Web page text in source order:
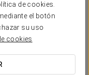
de cookies.
el botón
su uso
cookies
de la ciudad en